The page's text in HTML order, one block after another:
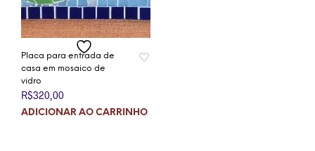
Placa para entrada de
casa em mosaico de
vidro
R$320,00
ADICIONAR AO CARRINHO